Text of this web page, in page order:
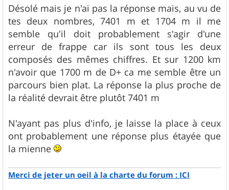
g
e
Désolé mais je n'ai pas la réponse mais, au vu de
tes deux nombres, 7401 m et 1704 m il me
semble qu'il doit probablement s'agir d'une
erreur de frappe car ils sont tous les deux
composés des mêmes chiffres. Et sur 1200 km
n'avoir que 1700 m de D+ ca me semble être un
parcours bien plat. La réponse la plus proche de
la réalité devrait être plutôt 7401 m
N'ayant pas plus d'info, je laisse la place à ceux
ont probablement une réponse plus étayée que
la mienne
Merci de jeter un oeil à la charte du forum : ICI